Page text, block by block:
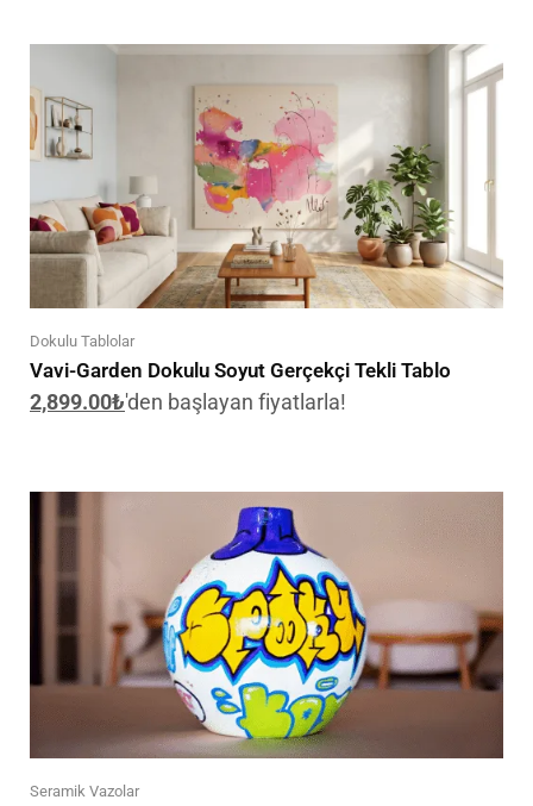
Dokulu Tablolar
Vavi-Garden Dokulu Soyut Gerçekçi Tekli Tablo
2,899.00₺'den başlayan fiyatlarla!
Seramik Vazolar